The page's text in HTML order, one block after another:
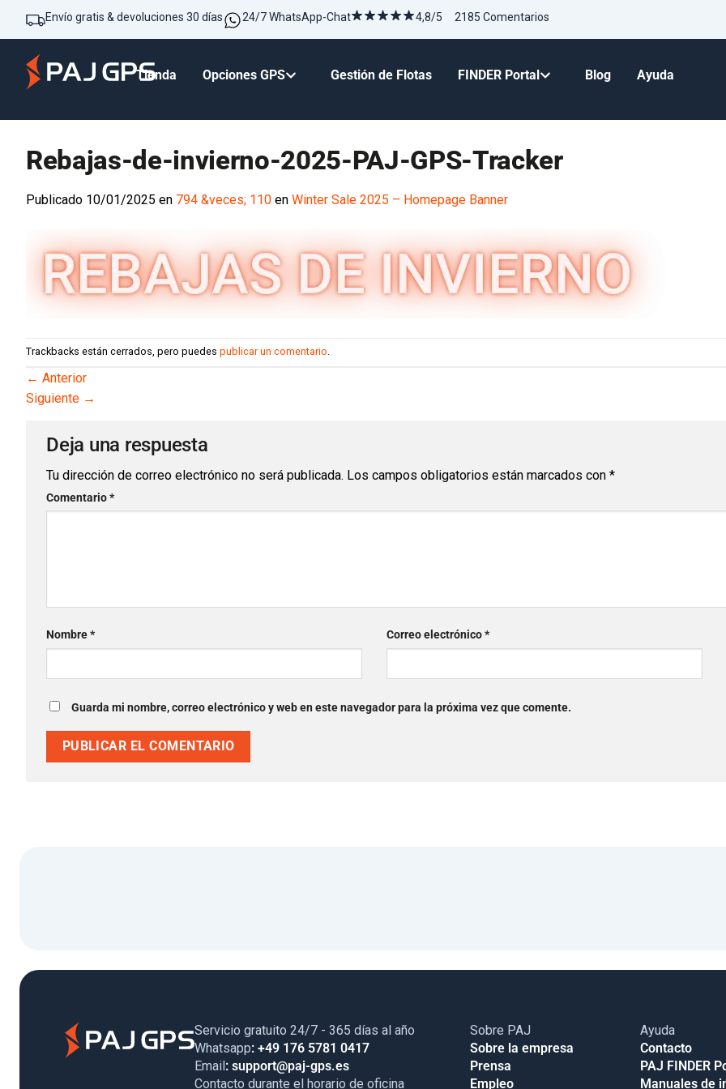
Envío gratis & devoluciones 30 días 24/7 WhatsApp-Chat 4,8/5 2185 Comentarios
Tienda Opciones GPS Gestión de Flotas FINDER Portal Blog Ayuda
Rebajas-de-invierno-2025-PAJ-GPS-Tracker
Publicado 10/01/2025 en 794 &veces; 110 en Winter Sale 2025 – Homepage Banner
Trackbacks están cerrados, pero puedes publicar un comentario
← Anterior
Siguiente →
Deja una respuesta
Tu dirección de correo electrónico no será publicada. Los campos obligatorios están marcados con *
Comentario*
Nombre* Correo electrónico*
Guarda mi nombre, correo electrónico y web en este navegador para la próxima vez que comente.
Servicio gratuito 24/7 - 365 días al año
Whatsapp: +49 176 5781 0417
Email : support@paj-gps.es
Contacto durante el horario de oficina
Sobre PAJ
Sobre la empresa
Prensa
Empleo
Ayuda
Contacto
PAJ FINDER
Manuales de